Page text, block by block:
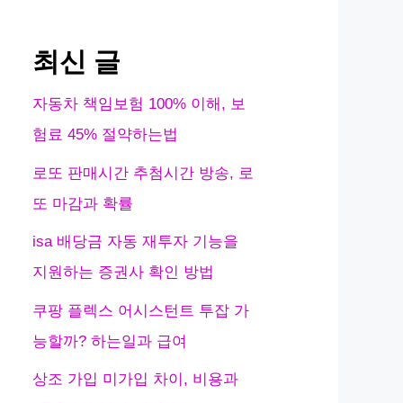
최신 글
자동차 책임보험 100% 이해, 보
험료 45% 절약하는법
로또 판매시간 추첨시간 방송, 로
또 마감과 확률
isa 배당금 자동 재투자 기능을
지원하는 증권사 확인 방법
쿠팡 플렉스 어시스턴트 투잡 가
능할까? 하는일과 급여
상조 가입 미가입 차이, 비용과